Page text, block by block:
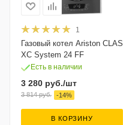
1
Газовый котел Ariston CLAS
XC System 24 FF
Есть в наличии
3 280 руб./шт
3 814руб. -14%
В КОРЗИНУ